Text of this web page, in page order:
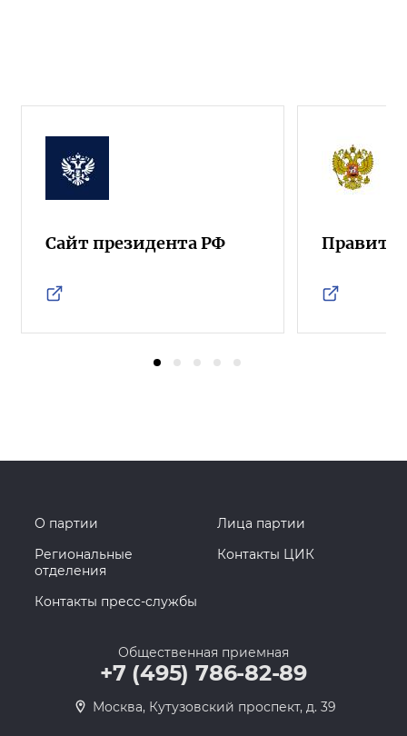
Сайт президента РФ
О партии
Лица партии
Региональные
отделения
Контакты ЦИК
Контакты пресс-службы
Общественная приемная
+7 (495) 786-82-89
Москва, Кутузовский проспект, д. 39